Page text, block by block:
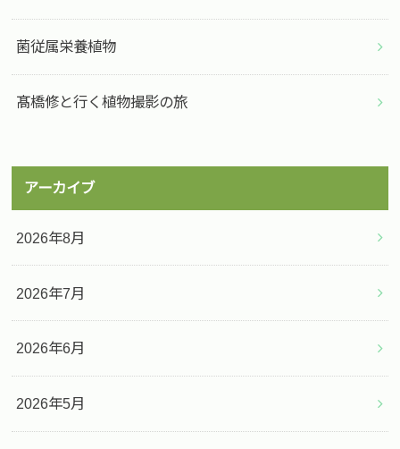
菌従属栄養植物
髙橋修と行く植物撮影の旅
アーカイブ
2026年8月
2026年7月
2026年6月
2026年5月